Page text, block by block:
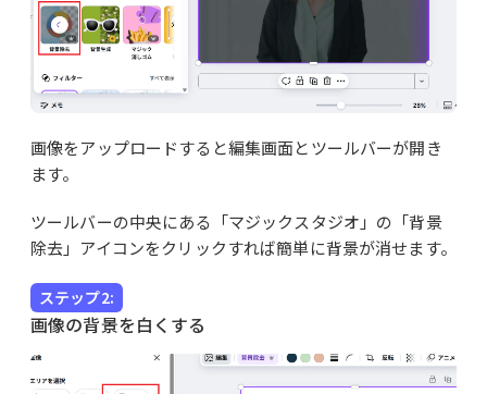
画像をアップロードすると編集画面とツールバーが開き
ます。
ツールバーの中央にある「マジックスタジオ」の「背景
除去」アイコンをクリックすれば簡単に背景が消せます。
ステップ2:
画像の背景を白くする